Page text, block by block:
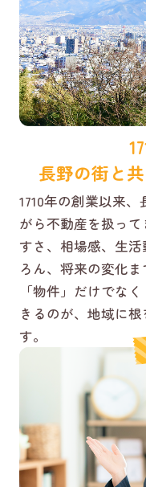
長野の街と
1710年の創業以来
がら不動産を扱っ
すさ、相場感、生
ろん、将来の変化ま
「物件」だけでな
きるのが、地域に
す。